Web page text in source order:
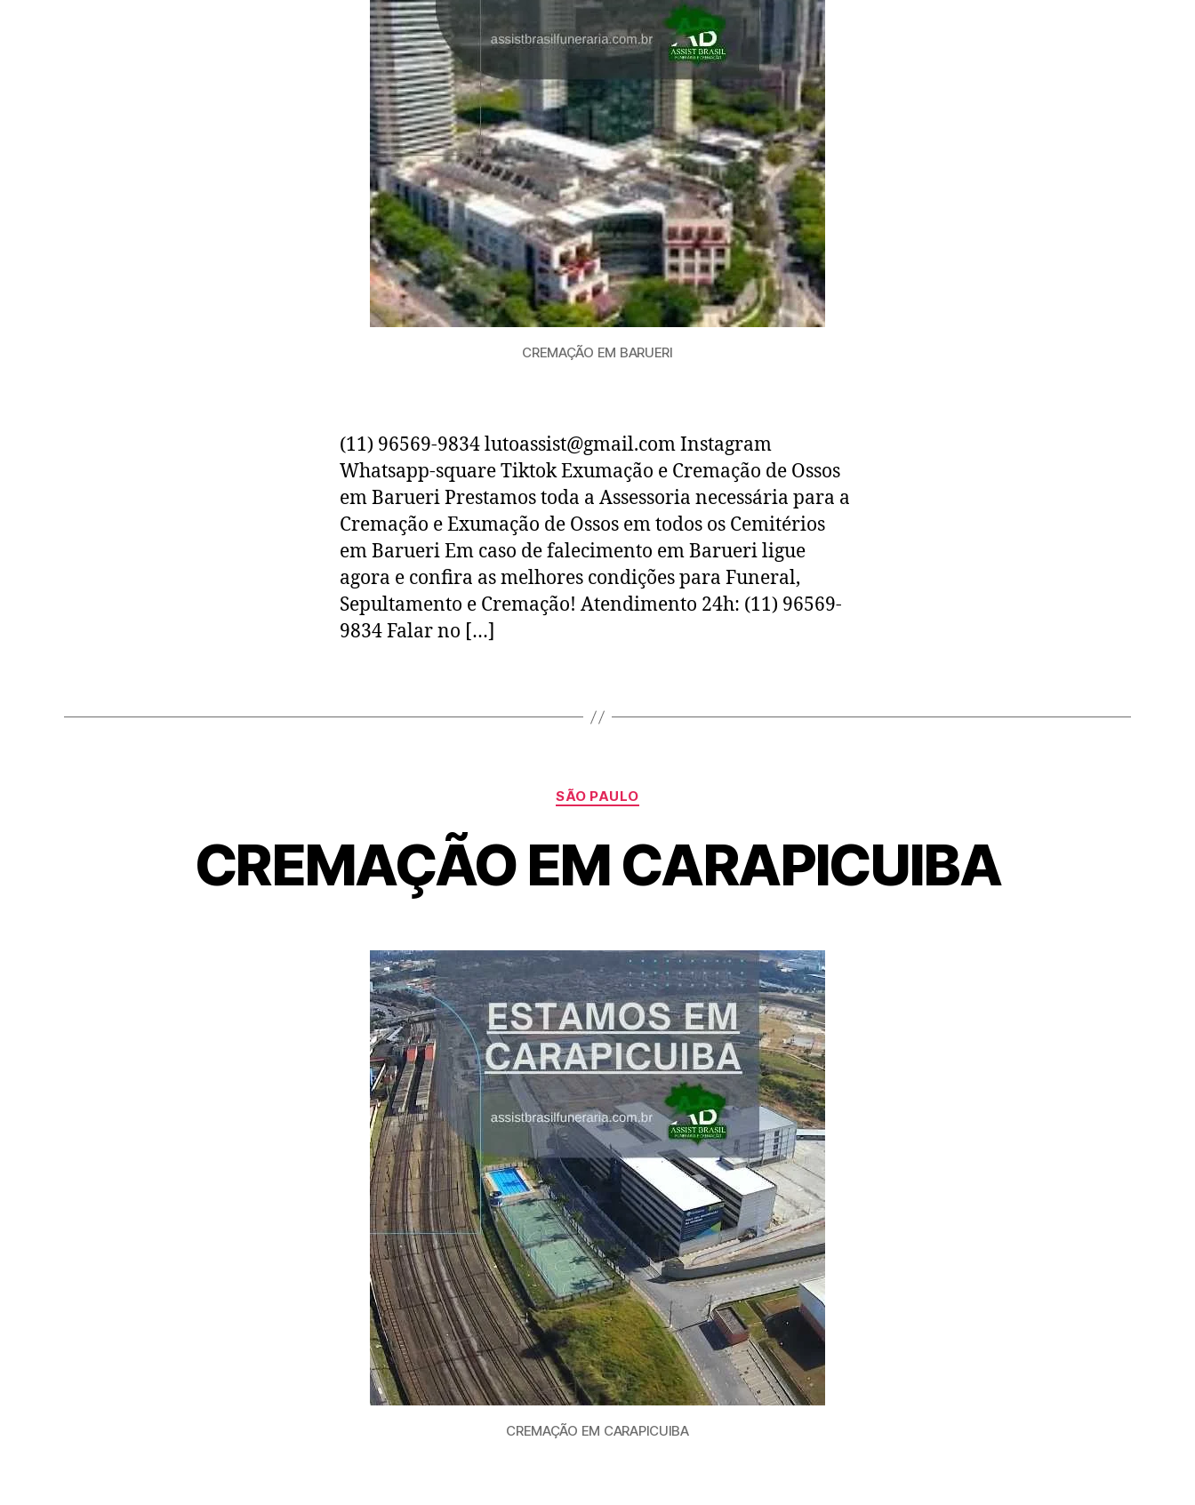
CREMAÇÃO EM BARUERI
(11) 96569-9834 lutoassist@gmail.com Instagram
Whatsapp-square Tiktok Exumação e Cremação de Ossos
em Barueri Prestamos toda a Assessoria necessária para a
Cremação e Exumação de Ossos em todos os Cemitérios
em Barueri Em caso de falecimento em Barueri ligue
agora e confira as melhores condições para Funeral,
Sepultamento e Cremação! Atendimento 24h: (11) 96569-
9834 Falar no […]
SÃO PAULO
CREMAÇÃO EM CARAPICUIBA
CREMAÇÃO EM CARAPICUIBA